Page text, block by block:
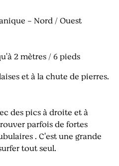
- Nord / Ouest
2 mètres / 6 pieds
et à la chute de pierres.
des pics à droite et à
parfois de fortes
. C'est une grande
tout seul.